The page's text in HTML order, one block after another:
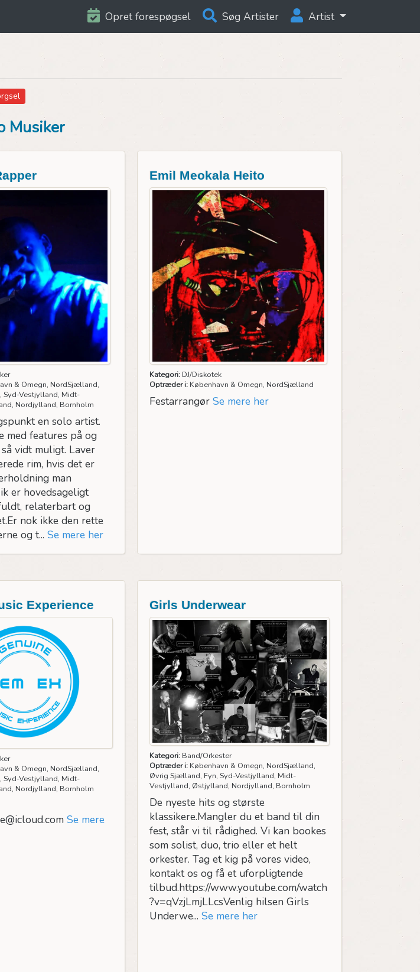
Opret forespøgsel Søg Artister Artist
Musiker
& Omegn, NordSjælland,
Syd-Vestjylland, Midt-
Nordjylland, Bornholm
en solo artist.
med features på og
vidt muligt. Laver
rim, hvis det er
man
er hovedsageligt
relaterbart og
nok ikke den rette
og t... Se mere her
Emil Meokala Heito
Kategori: DJ/Diskotek
Optræder i: København & Omegn, NordSjælland
FestarrangørSe mere her
Experience
& Omegn, NordSjælland,
Syd-Vestjylland, Midt-
Nordjylland, Bornholm
Se mere
Girls Underwear
Kategori: Band/Orkester
Optræder i: København & Omegn, NordSjælland,
Øvrig Sjælland, Fyn, Syd-Vestjylland, Midt-
Vestjylland, Østjylland, Nordjylland, Bornholm
De nyeste hits og største
klassikere.Mangler du et band til din
fest, står vi til rådighed. Vi kan bookes
som solist, duo, trio eller et helt
orkester. Tag et kig på vores video,
kontakt os og få et uforpligtende
tilbud.https://www.youtube.com/watch
?v=qVzjLmjLLcsVenlig hilsen Girls
Underwe...Se mere her